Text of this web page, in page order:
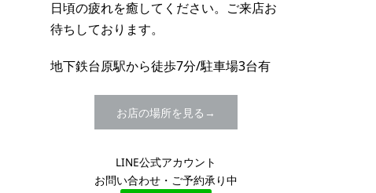
日頃の疲れを癒してください。ご来店お
待ちしております。
地下鉄台原駅から徒歩7分/駐車場3台有
お店の場所を見る
LINE公式アカウント
お問い合わせ・ご予約承り中